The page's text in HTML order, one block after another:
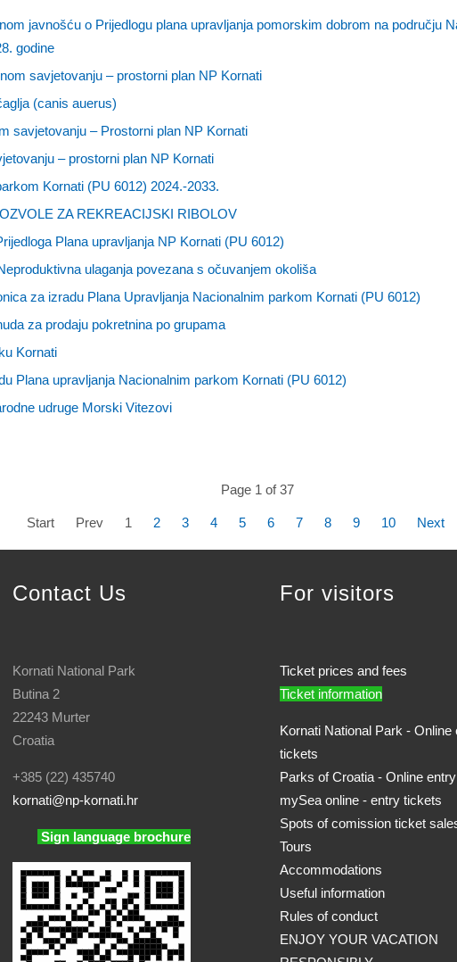
javnošću o Prijedlogu plana upravljanja pomorskim dobrom na području
godine
savjetovanju – prostorni plan NP Kornati
(canis auerus)
savjetovanju – Prostorni plan NP Kornati
– prostorni plan NP Kornati
Kornati (PU 6012) 2024.-2033.
ZA REKREACIJSKI RIBOLOV
Plana upravljanja NP Kornati (PU 6012)
ulaganja povezana s očuvanjem okoliša
za izradu Plana Upravljanja Nacionalnim parkom Kornati (PU 6012)
za prodaju pokretnina po grupama
Kornati
Plana upravljanja Nacionalnim parkom Kornati (PU 6012)
udruge Morski Vitezovi
Page 1 of 37
Start Prev 1 2 3 4 5 6 7 8 9 10 Next
Contact Us
Kornati National Park
Butina 2
22243 Murter
Croatia
+385 (22) 435740
kornati@np-kornati.hr
Sign language brochure
For visitors
Ticket prices and fees
Ticket information
Kornati National Park - Online
tickets
Parks of Croatia - Online
mySea online - entry tickets
Spots of comission ticket
Tours
Accommodations
Useful information
Rules of conduct
ENJOY YOUR VACATION